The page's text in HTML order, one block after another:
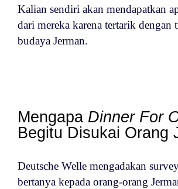
Kalian sendiri akan mendapatkan
dari mereka karena tertarik dengan
budaya Jerman.
Mengapa Dinner For
Begitu Disukai Orang
Deutsche Welle mengadakan
bertanya kepada orang-orang